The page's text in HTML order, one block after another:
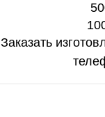
Заказать